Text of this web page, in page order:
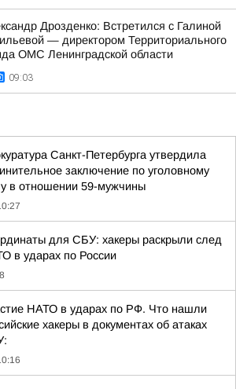
Дрозденко: Встретился с Галиной
— директором Территориального
ОМС Ленинградской области
09:03
Санкт-Петербурга утвердила
заключение по уголовному
в отношении 59-мужчины
для СБУ: хакеры раскрыли след
в ударах по России
НАТО в ударах по РФ. Что нашли
хакеры в документах об атаках